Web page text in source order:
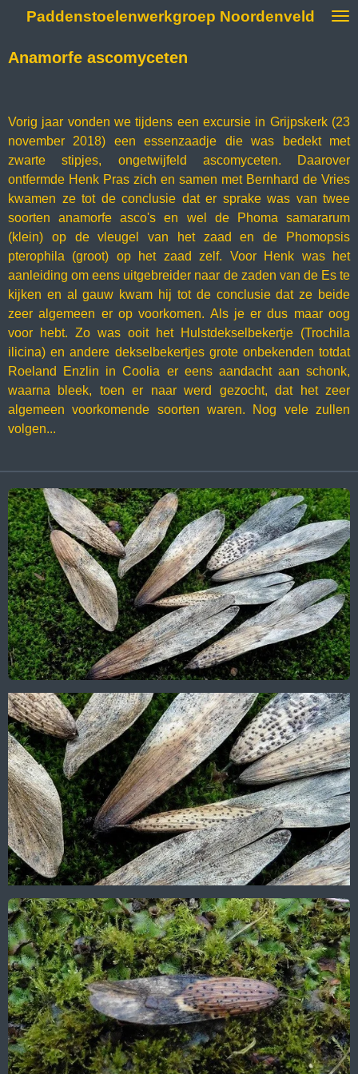
naar
Paddenstoelenwerkgroep Noordenveld
Anamorfe ascomyceten
Vorig jaar vonden we tijdens een excursie in Grijpskerk (23
november 2018) een essenzaadje die was bedekt met
zwarte stipjes, ongetwijfeld ascomyceten. Daarover
ontfermde Henk Pras zich en samen met Bernhard de Vries
kwamen ze tot de conclusie dat er sprake was van twee
soorten anamorfe asco's en wel de Phoma samararum
(klein) op de vleugel van het zaad en de Phomopsis
pterophila (groot) op het zaad zelf. Voor Henk was het
aanleiding om eens uitgebreider naar de zaden van de Es te
kijken en al gauw kwam hij tot de conclusie dat ze beide
zeer algemeen er op voorkomen. Als je er dus maar oog
voor hebt. Zo was ooit het Hulstdekselbekertje (Trochila
ilicina) en andere dekselbekertjes grote onbekenden totdat
Roeland Enzlin in Coolia er eens aandacht aan schonk,
waarna bleek, toen er naar werd gezocht, dat het zeer
algemeen voorkomende soorten waren. Nog vele zullen
volgen...